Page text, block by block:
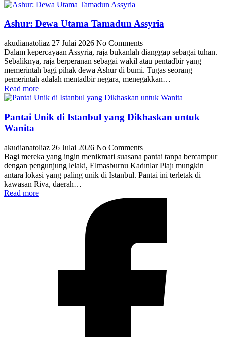
Ashur: Dewa Utama Tamadun Assyria
akudianatoliaz 27 Julai 2026 No Comments
Dalam kepercayaan Assyria, raja bukanlah dianggap sebagai tuhan.
Sebaliknya, raja berperanan sebagai wakil atau pentadbir yang
memerintah bagi pihak dewa Ashur di bumi. Tugas seorang
pemerintah adalah mentadbir negara, menegakkan…
Read more
Pantai Unik di Istanbul yang Dikhaskan untuk
Wanita
akudianatoliaz 26 Julai 2026 No Comments
Bagi mereka yang ingin menikmati suasana pantai tanpa bercampur
dengan pengunjung lelaki, Elmasburnu Kadınlar Plajı mungkin
antara lokasi yang paling unik di Istanbul. Pantai ini terletak di
kawasan Riva, daerah…
Read more